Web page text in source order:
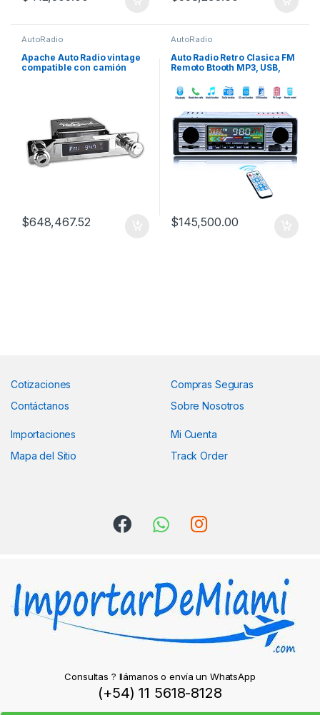
AutoRadio
Apache Auto Radio vintage
compatible con camión
$648,467.52
AutoRadio
Auto Radio Retro Clasica FM
Remoto Btooth MP3, USB,
$145,500.00
Cotizaciones
Contáctanos
Compras Seguras
Sobre Nosotros
Importaciones
Mapa del Sitio
Mi Cuenta
Track Order
Consultas ? llámanos o envía un WhatsApp
(+54) 11 5618-8128